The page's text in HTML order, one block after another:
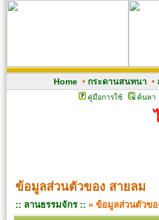
Home• กระดานสนทนา •
คู่มือการใช้ ค้นหา
ข้อมูลส่วนตัวของ สายลม
:: ลานธรรมจักร :: » ข้อมูลส่วนตัวขอ